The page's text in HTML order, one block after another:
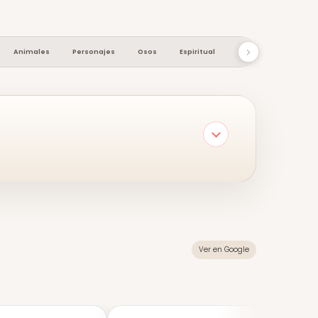
Animales Personajes Osos Espiritual Macetas
Ver en Google